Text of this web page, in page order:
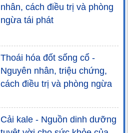
nhân, cách điều trị và phòng
ngừa tái phát
Thoái hóa đốt sống cổ -
Nguyên nhân, triệu chứng,
cách điều trị và phòng ngừa
Cải kale - Nguồn dinh dưỡng